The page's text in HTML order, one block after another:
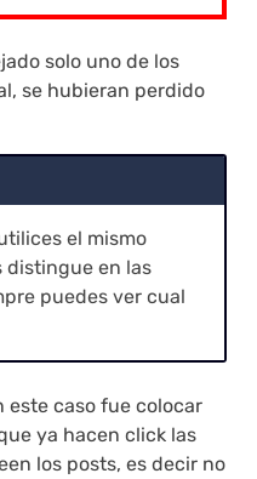
solo uno de los
se hubieran perdido
el mismo
distingue en las
puedes ver cual
este caso fue colocar
ya hacen click las
los posts, es decir no